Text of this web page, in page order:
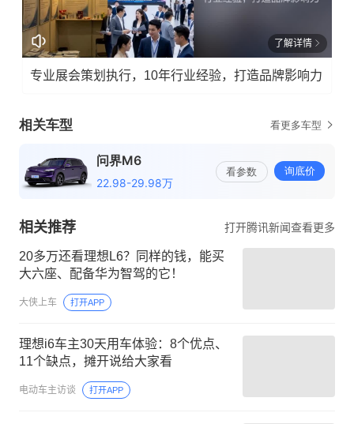
了解详情
专业展会策划执行，10年行业经验，打造品牌影响力
相关推荐 打开腾讯新闻查看更多
20多万还看理想L6？同样的钱，能买
大六座、配备华为智驾的它！
大侠上车 打开APP
理想i6车主30天用车体验：8个优点、
11个缺点，摊开说给大家看
电动车主访谈 打开APP